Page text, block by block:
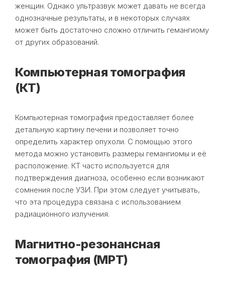
женщин. Однако ультразвук может давать не всегда
однозначные результаты, и в некоторых случаях
может быть достаточно сложно отличить гемангиому
от других образований.
Компьютерная томография
(КТ)
Компьютерная томография предоставляет более
детальную картину печени и позволяет точно
определить характер опухоли. С помощью этого
метода можно установить размеры гемангиомы и её
расположение. КТ часто используется для
подтверждения диагноза, особенно если возникают
сомнения после УЗИ. При этом следует учитывать,
что эта процедура связана с использованием
радиационного излучения.
Магнитно-резонансная
томография (МРТ)